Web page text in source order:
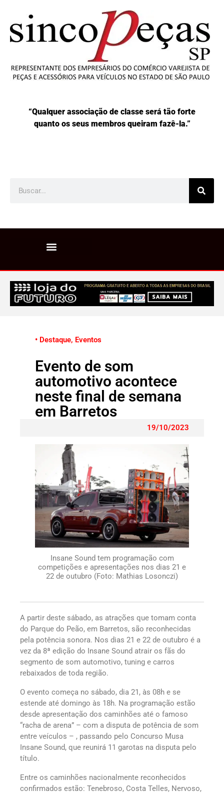
“Qualquer associação de classe será tão forte
quanto os seus membros queiram fazê-la.”
• Destaque, Eventos
Evento de som
automotivo acontece
neste final de semana
em Barretos
19/10/2023
Insane Sound tem programação com
competições e apresentações nos dias 21 e
22 de outubro (Foto: Mathias Losonczi)
A partir deste sábado, as atrações que tomam conta
do Parque do Peão, em Barretos, são reconhecidas
pela potência sonora. Nos dias 21 e 22 de outubro é a
vez da 8ª edição do Insane Sound atrair os fãs do
segmento de som automotivo, tuning e carros
rebaixados de toda região.
O evento começa no sábado, dia 21, às 08h e se
estende até domingo às 18h. Na programação estão
desde apresentação dos caminhões até o famoso
“racha de arena” – com a disputa de potência de som
entre veículos – , passando pelo Concurso Musa
Insane Sound, que reunirá 11 garotas na disputa pelo
título.
Entre os caminhões nacionalmente reconhecidos
confirmados estão: Tenebroso, Costa Telles, Nervoso,